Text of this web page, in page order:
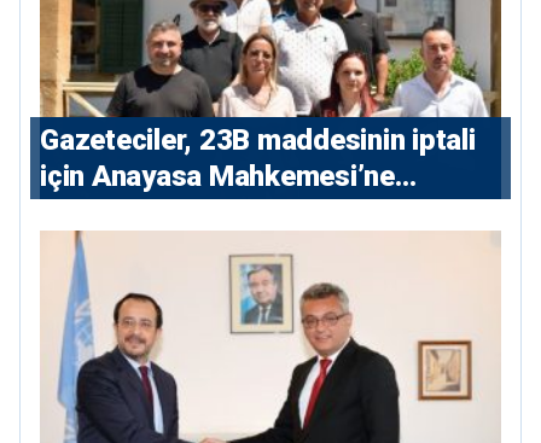
Gazeteciler, 23B maddesinin iptali
için Anayasa Mahkemesi’ne